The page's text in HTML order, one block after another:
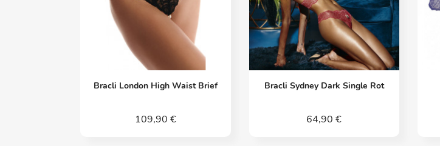
Vorschau
Bracli London High Waist Brief
109,90 €
Vorschau
Bracli Sydney Dark Single Rot
64,90 €